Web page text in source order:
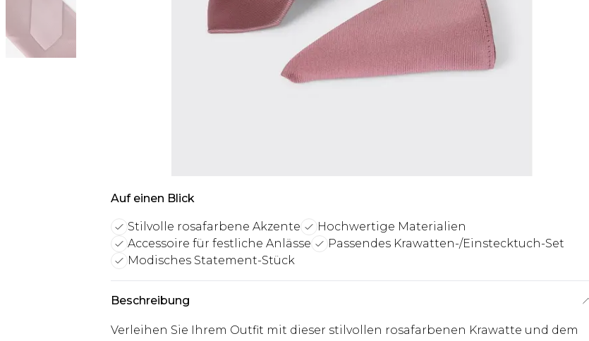
Auf einen Blick
Stilvolle rosafarbene Akzente
Hochwertige Materialien
Accessoire für festliche Anlässe
Passendes Krawatten-/Einstecktuch-Set
Modisches Statement-Stück
Beschreibung
Verleihen Sie Ihrem Outfit mit dieser stilvollen rosafarbenen Krawatte und dem